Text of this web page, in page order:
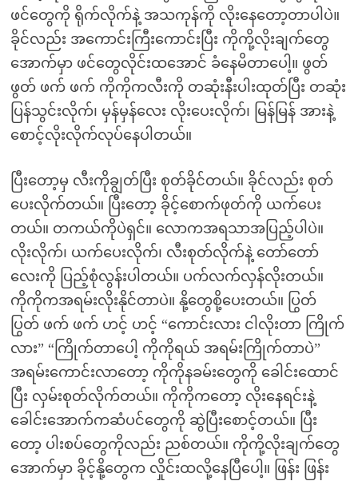
ဖင်တွေကို ရိုက်လိုက်နဲ့ အသကုန်ကို လိုးနေတော့တာပါပဲ။
ခိုင်လည်း အကောင်းကြီးကောင်းပြီး ကိုကို့လိုးချက်တွေ
အောက်မှာ ဖင်တွေလိုင်းထအောင် ခံနေမိတာပေါ့။ ဖွတ်
ဖွတ် ဖက် ဖက် ကိုကိုကလီးကို တဆုံးနီးပါးထုတ်ပြီး တဆုံး
ပြန်သွင်းလိုက်၊ မှန်မှန်လေး လိုးပေးလိုက်၊ မြန်မြန် အားနဲ့
စောင့်လိုးလိုက်လုပ်နေပါတယ်။
ပြီးတော့မှ လီးကိုချွတ်ပြီး စုတ်ခိုင်တယ်။ ခိုင်လည်း စုတ်
ပေးလိုက်တယ်။ ပြီးတော့ ခိုင့်စောက်ဖုတ်ကို ယက်ပေး
တယ်။ တကယ်ကိုပဲရှင်။ လောကအရသာအပြည့်ပါပဲ။
လိုးလိုက်၊ ယက်ပေးလိုက်၊ လီးစုတ်လိုက်နဲ့ တော်တော်
လေးကို ပြည့်စုံလွန်းပါတယ်။ ပက်လက်လှန်လိုးတယ်။
ကိုကိုကအရမ်းလိုးနိုင်တာပဲ။ နို့တွေစို့ပေးတယ်။ ပြွတ်
ပြွတ် ဖက် ဖက် ဟင့် ဟင့် “ကောင်းလား ငါလိုးတာ ကြိုက်
လား” “ကြိုက်တာပေါ့ ကိုကိုရယ် အရမ်းကြိုက်တာပဲ”
အရမ်းကောင်းလာတော့ ကိုကိုနခမ်းတွေကို ခေါင်းထောင်
ပြီး လှမ်းစုတ်လိုက်တယ်။ ကိုကိုကတော့ လိုးနေရင်းနဲ့
ခေါင်းအောက်ကဆံပင်တွေကို ဆွဲပြီးစောင့်တယ်။ ပြီး
တော့ ပါးစပ်တွေကိုလည်း ညစ်တယ်။ ကိုကို့လိုးချက်တွေ
အောက်မှာ ခိုင့်နို့တွေက လှိုင်းထလို့နေပြီပေါ့။ ဖြန်း ဖြန်း